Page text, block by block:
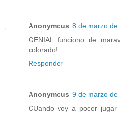
Anonymous 8 de marzo de
GENIAL funciono de
colorado!
Responder
Anonymous 9 de marzo de
CUando voy a poder